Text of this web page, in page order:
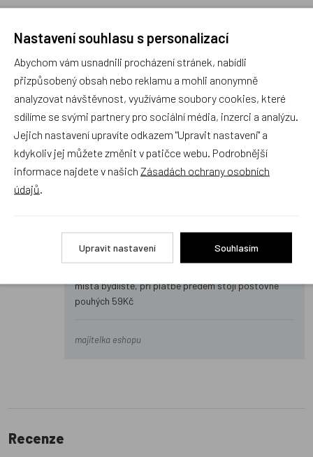
?
Petra B.
24.07.2026 14:15
Dobrý den, mají skladem mikroskop BUKI Digitální VIDEO-
MIKROSKOP 1000x zoom MR350 na prodejně ve Starém Městě, ulice
Východní, u Uherského Hradiště?
nemáme nic společného. Dráčik tuto značku, pokud
místa bydliště, při platbě předem stojí poštovné
pouhých 59Kč
majitelka eshopu
Recenze
Nastavení souhlasu s personalizací
Abychom vám usnadnili procházení stránek, nabídli
přizpůsobený obsah nebo reklamu a mohli anonymně
analyzovat návštěvnost, využíváme soubory cookies, které
sdílíme se svými partnery pro sociální média, inzerci a analýzu.
Jejich nastavení upravíte odkazem "Upravit nastavení" a
kdykoliv jej můžete změnit v patičce webu. Podrobnější
informace najdete v našich Zásadách ochrany osobních
údajů
Upravit nastavení Souhlasím